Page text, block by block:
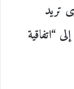
تريد
“اتفاقية